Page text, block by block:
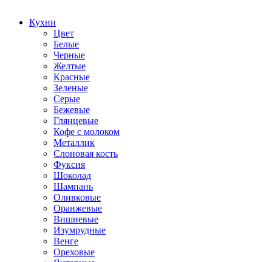
Кухни
Цвет
Белые
Черные
Желтые
Красные
Зеленые
Серые
Бежевые
Глянцевые
Кофе с молоком
Металлик
Слоновая кость
Фуксия
Шоколад
Шампань
Оливковые
Оранжевые
Вишневые
Изумрудные
Венге
Ореховые